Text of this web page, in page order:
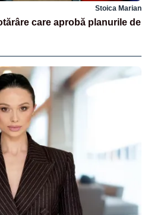
Stoica Marian
care aprobă planurile de